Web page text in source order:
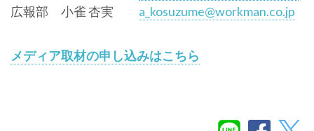
広報部 小雀 杏実 a_kosuzume@workman.co.jp
メディア取材の申し込みはこちら